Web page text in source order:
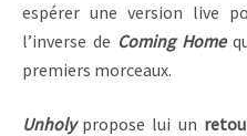
espérer une version live
l’inverse de Coming Home
premiers morceaux.
Unholypropose lui un